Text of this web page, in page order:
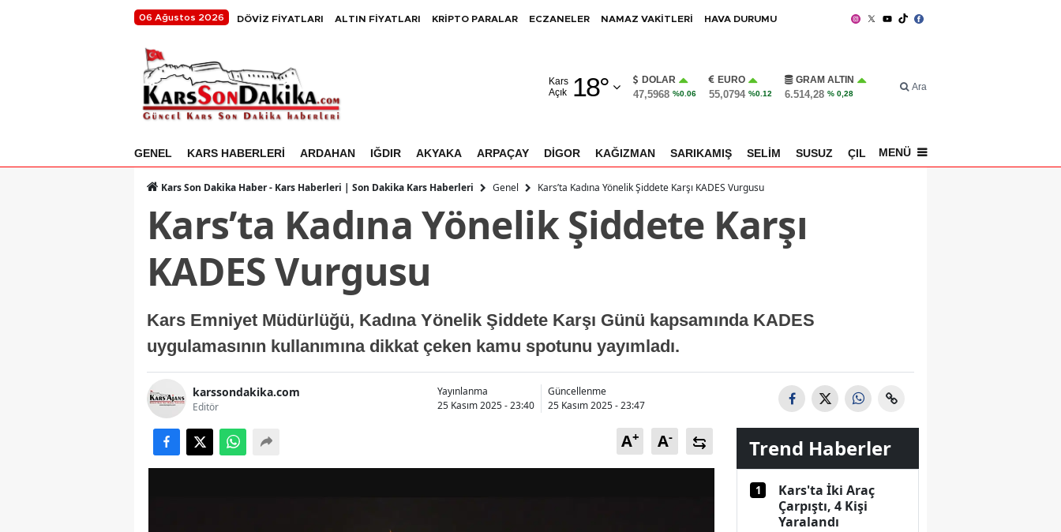
06 Ağustos 2026 DÖVİZ FİYATLARI ALTIN FİYATLARI KRİPTO PARALAR ECZANELER NAMAZ VAKİTLERİ HAVA DURUMU
Kars
Açık
18°
Adıyaman
Ankara
Antalya
Bilecik
Bingöl
Bolu
DOLAR
47,5968 %0.06
EURO
55,0794 %0.12
GRAM ALTIN
6.514,28 % 0,28
Ara
GENEL KARS HABERLERİ ARDAHAN IĞDIR AKYAKA ARPAÇAY DİGOR KAĞIZMAN SARIKAMIŞ SELİM SUSUZ ÇILDIR SPOR
MENÜ
Kars Son Dakika Haber - Kars Haberleri | Son Dakika Kars Haberleri Genel Kars’ta Kadına Yönelik Şiddete Karşı KADES Vurgusu
Kars’ta Kadına Yönelik Şiddete Karşı
KADES Vurgusu
Kars Emniyet Müdürlüğü, Kadına Yönelik Şiddete Karşı Günü kapsamında KADES
uygulamasının kullanımına dikkat çeken kamu spotunu yayımladı.
karssondakika.com
Editör
Yayınlanma
25 Kasım 2025 - 23:40
Güncellenme
25 Kasım 2025 - 23:47
A+ A- Trend Haberler
1
Kars'ta İki Araç
Çarpıştı, 4 Kişi
Yaralandı